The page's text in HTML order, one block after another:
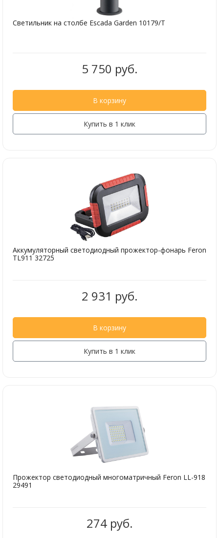
Светильник на столбе Escada Garden 10179/T
5 750 руб.
В корзину
Купить в 1 клик
Аккумуляторный светодиодный прожектор-фонарь Feron
TL911 32725
2 931 руб.
В корзину
Купить в 1 клик
Прожектор светодиодный многоматричный Feron LL-918
29491
274 руб.